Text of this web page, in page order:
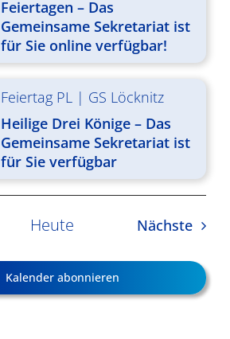
Feiertagen – Das
Gemeinsame Sekretariat ist
für Sie online verfügbar!
Feiertag PL | GS Löcknitz
Heilige Drei Könige – Das
Gemeinsame Sekretariat ist
für Sie verfügbar
Heute Nächste
Kalender abonnieren